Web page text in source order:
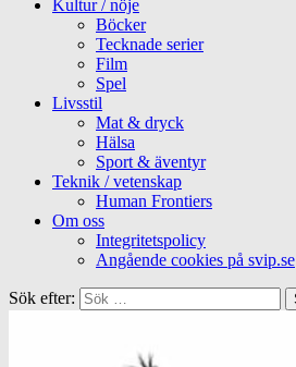
Kultur / nöje
Böcker
Tecknade serier
Film
Spel
Livsstil
Mat & dryck
Hälsa
Sport & äventyr
Teknik / vetenskap
Human Frontiers
Om oss
Integritetspolicy
Angående cookies på svip.se
Sök efter: